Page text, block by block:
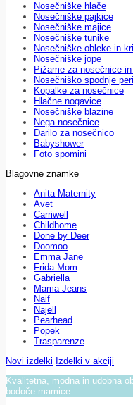
Nosečniške hlače
Nosečniške pajkice
Nosečniške majice
Nosečniške tunike
Nosečniške obleke in
Nosečniške jope
Pižame za nosečnice
Nosečniško spodnje
Kopalke za nosečnice
Hlačne nogavice
Nosečniške blazine
Nega nosečnice
Darilo za nosečnico
Babyshower
Foto spomini
Blagovne znamke
Anita Maternity
Avet
Carriwell
Childhome
Done by Deer
Doomoo
Emma Jane
Frida Mom
Gabriella
Mama Jeans
Naif
Najell
Pearhead
Popek
Trasparenze
Novi izdelki Izdelki v akciji
Kvalitetna, modna in udobna
bodoče mamice.